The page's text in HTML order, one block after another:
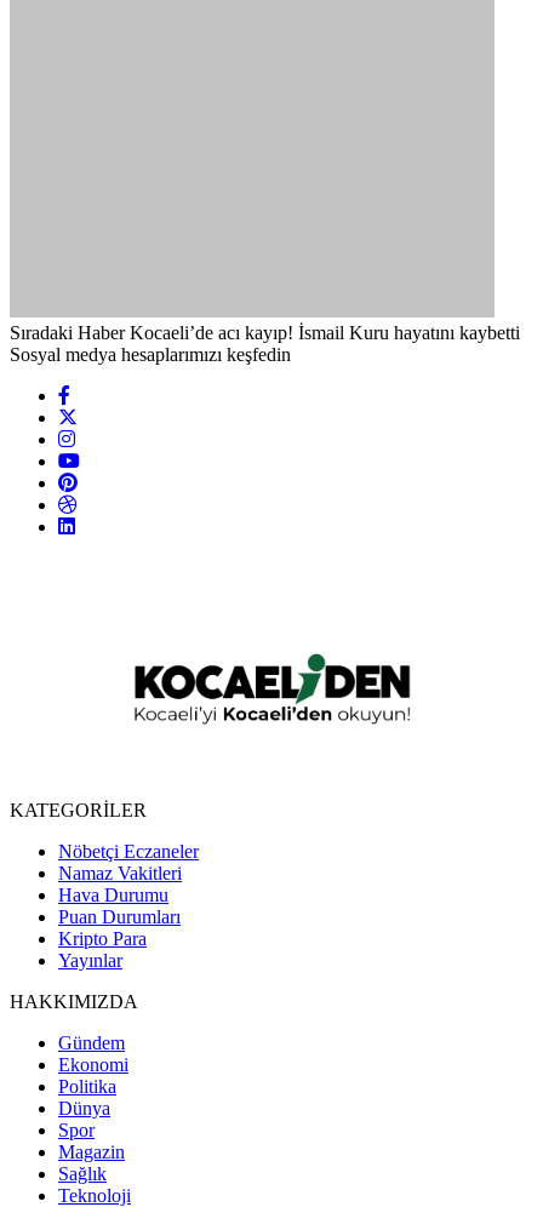
Sıradaki Haber Kocaeli’de acı kayıp! İsmail Kuru hayatını kaybetti
Sosyal medya hesaplarımızı keşfedin
KATEGORİLER
Nöbetçi Eczaneler
Namaz Vakitleri
Hava Durumu
Puan Durumları
Kripto Para
Yayınlar
HAKKIMIZDA
Gündem
Ekonomi
Politika
Dünya
Spor
Magazin
Sağlık
Teknoloji